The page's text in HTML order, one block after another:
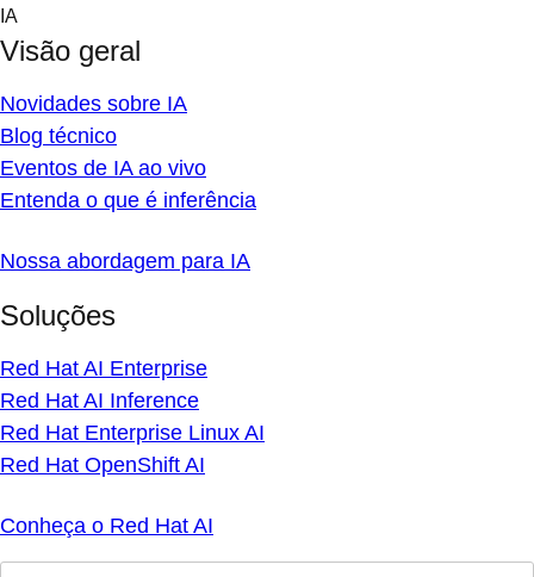
Skip
content
IA
Visão geral
Novidades sobre IA
Blog técnico
Eventos de IA ao vivo
Entenda o que é inferência
Nossa abordagem para IA
Soluções
Red Hat AI Enterprise
Red Hat AI Inference
Red Hat Enterprise Linux AI
Red Hat OpenShift AI
Conheça o Red Hat AI